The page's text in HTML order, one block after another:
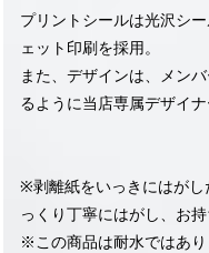
プリントシールは光沢シ
ェット印刷を採用。
また、デザインは、メン
るように当店専属デザイ
※剥離紙をいっきにはがし
っくり丁寧にはがし、お
※この商品は耐水ではあり